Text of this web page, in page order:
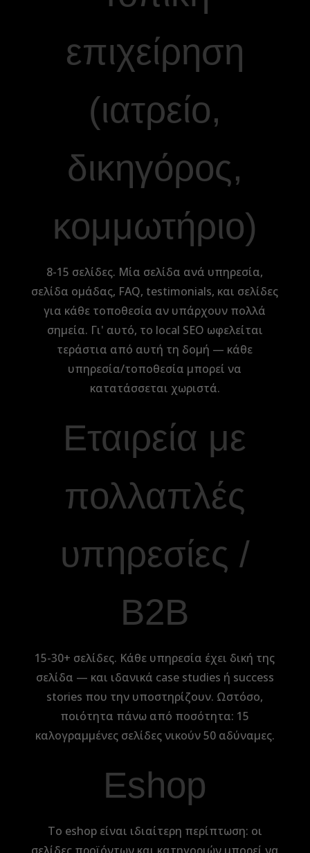
επιχείρηση
(ιατρείο,
δικηγόρος,
κομμωτήριο)
8-15 σελίδες. Μία σελίδα ανά υπηρεσία,
σελίδα ομάδας, FAQ, testimonials, και σελίδες
για κάθε τοποθεσία αν υπάρχουν πολλά
σημεία. Γι' αυτό, το local SEO ωφελείται
τεράστια από αυτή τη δομή — κάθε
υπηρεσία/τοποθεσία μπορεί να
κατατάσσεται χωριστά.
Εταιρεία με
πολλαπλές
υπηρεσίες /
B2B
15-30+ σελίδες. Κάθε υπηρεσία έχει δική της
σελίδα — και ιδανικά case studies ή success
stories που την υποστηρίζουν. Ωστόσο,
ποιότητα πάνω από ποσότητα: 15
καλογραμμένες σελίδες νικούν 50 αδύναμες.
Eshop
Το eshop είναι ιδιαίτερη περίπτωση: οι